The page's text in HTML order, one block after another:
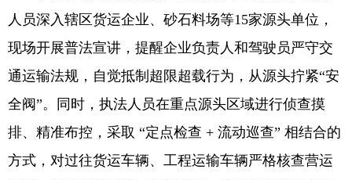
人员深入辖区货运企业、砂石料场等15家源头单位，
现场开展普法宣讲，提醒企业负责人和驾驶员严守交
通运输法规，自觉抵制超限超载行为，从源头拧紧“安
全阀”。同时，执法人员在重点源头区域进行侦查摸
排、精准布控，采取 “定点检查 + 流动巡查” 相结合的
方式，对过往货运车辆、工程运输车辆严格核查营运